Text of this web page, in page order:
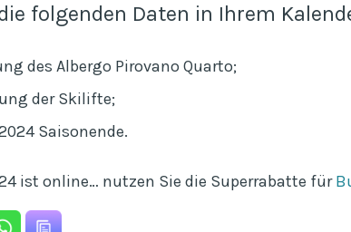
folgenden Daten in Ihrem
des Albergo Pirovano Quarto;
der Skilifte;
Saisonende.
ist online… nutzen Sie die Superrabatte für